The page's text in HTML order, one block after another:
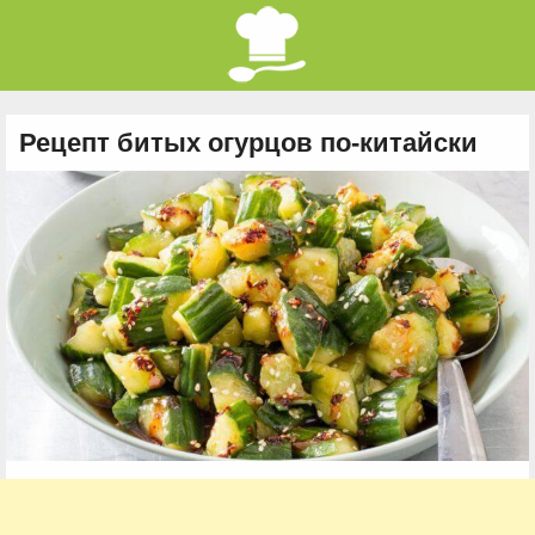
Рецепт битых огурцов по-китайски